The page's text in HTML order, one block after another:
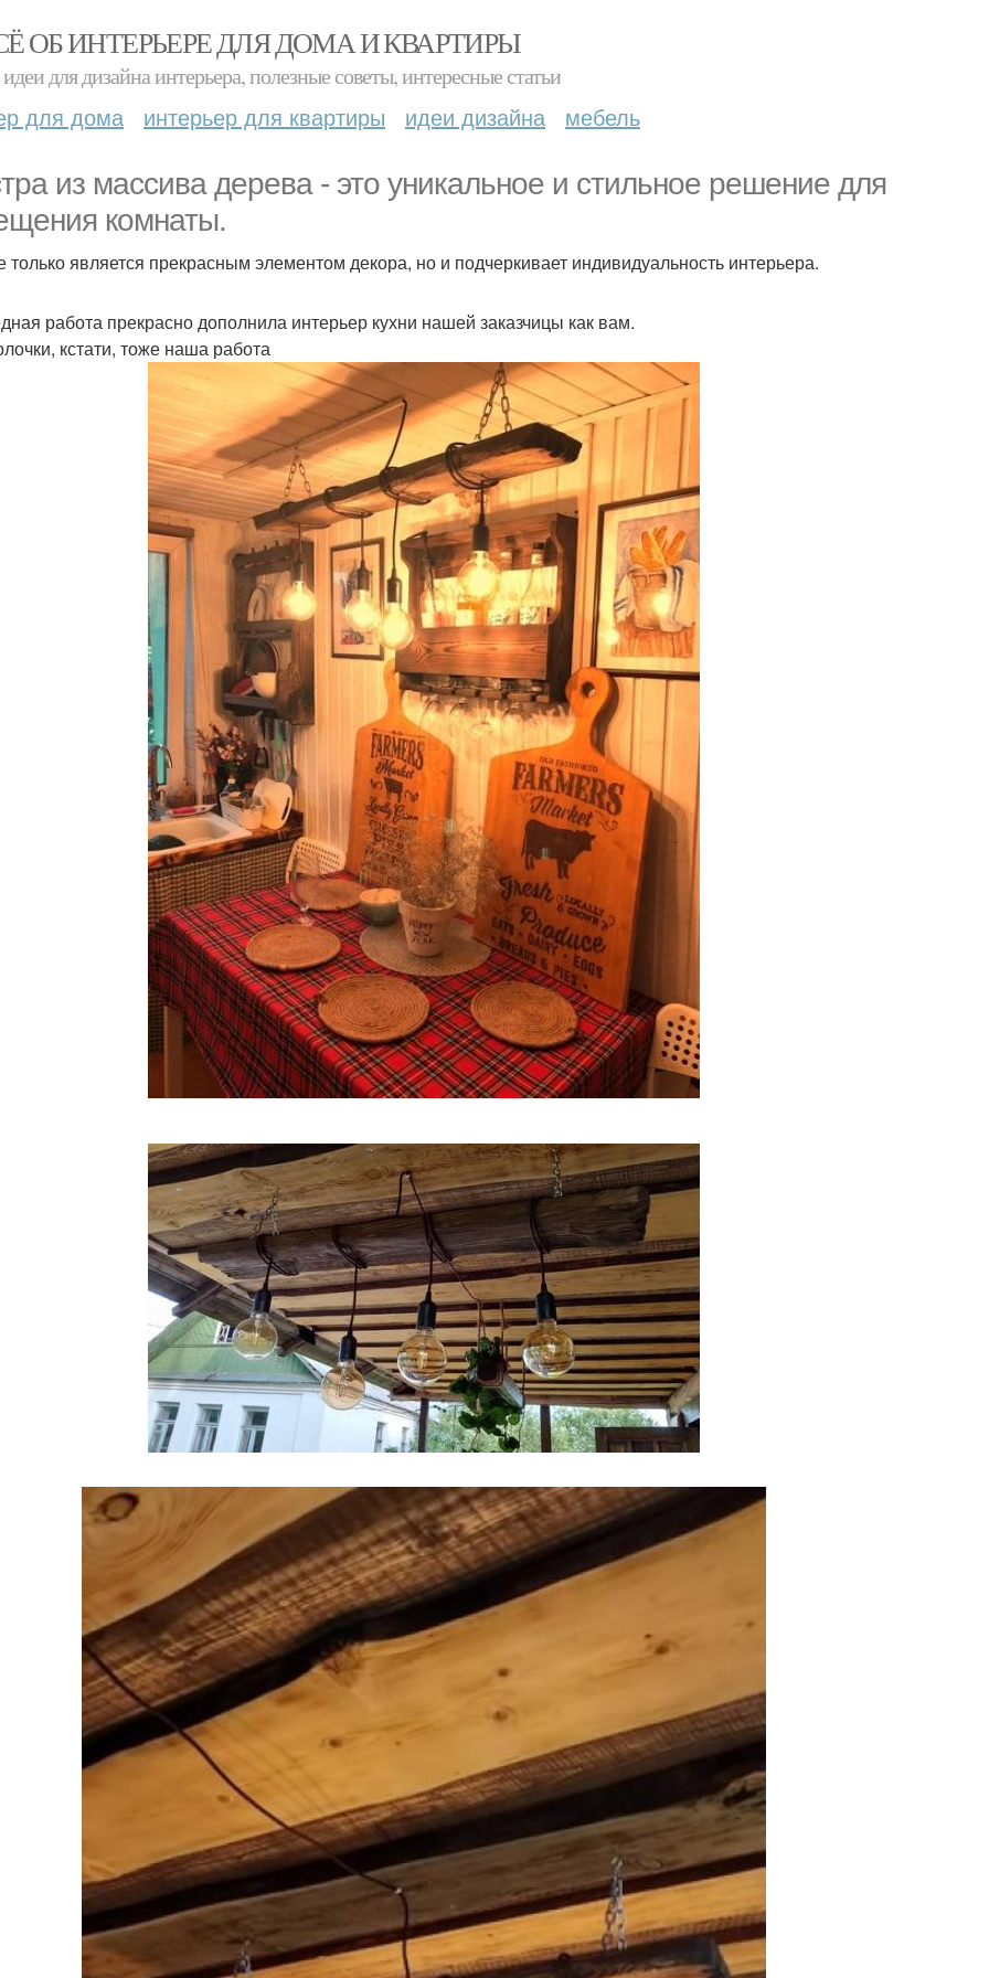
ОБ ИНТЕРЬЕРЕ ДЛЯ ДОМА И КВАРТИРЫ
для дизайна интерьера, полезные советы, интересные статьи
для дома интерьер для квартиры идеи дизайна мебель
из массива дерева - это уникальное и стильное решение для
комнаты.
только является прекрасным элементом декора, но и подчеркивает индивидуальность интерьера.
работа прекрасно дополнила интерьер кухни нашей заказчицы как вам.
кстати, тоже наша работа